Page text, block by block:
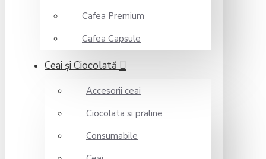
Cafea Premium
Cafea Capsule
Ceai şi Ciocolată
Accesorii ceai
Ciocolata si praline
Consumabile